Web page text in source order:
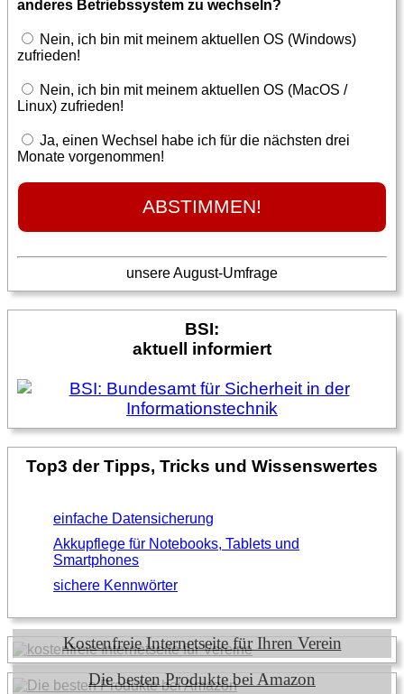
anderes Betriebssystem zu wechseln?
Nein, ich bin mit meinem aktuellen OS (Windows)
zufrieden!
Nein, ich bin mit meinem aktuellen OS (MacOS /
Linux) zufrieden!
Ja, einen Wechsel habe ich für die nächsten drei
Monate vorgenommen!
unsere August-Umfrage
BSI:
aktuell informiert
Top3 der Tipps, Tricks und Wissenswertes
einfache Datensicherung
Akkupflege für Notebooks, Tablets und
Smartphones
sichere Kennwörter
Kostenfreie Internetseite für Ihren Verein
Die besten Produkte bei Amazon